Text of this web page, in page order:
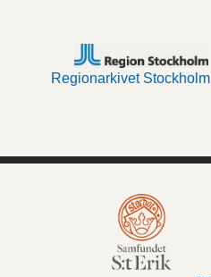
Regionarkivet Stockholm